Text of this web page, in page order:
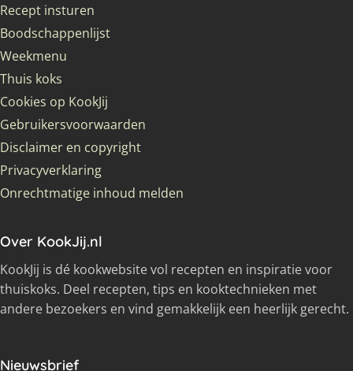
Recept insturen
Boodschappenlijst
Weekmenu
Thuis koks
Cookies op KookJij
Gebruikersvoorwaarden
Disclaimer en copyright
Privacyverklaring
Onrechtmatige inhoud melden
Over KookJij.nl
KookJij is dé kookwebsite vol recepten en inspiratie voor
thuiskoks. Deel recepten, tips en kooktechnieken met
andere bezoekers en vind gemakkelijk een heerlijk gerecht.
Nieuwsbrief